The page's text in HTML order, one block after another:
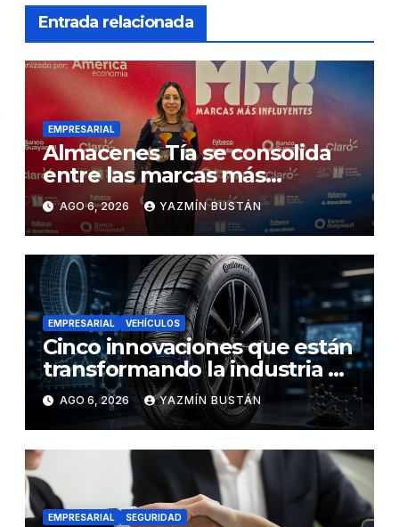
Entrada relacionada
EMPRESARIAL
Almacenes Tía se consolida
entre las marcas más
influyentes del Ecuador
AGO 6, 2026 YAZMÍN BUSTÁN
EMPRESARIAL VEHÍCULOS
Cinco innovaciones que están
transformando la industria de
los neumáticos y redefinen el
futuro de la movilidad
AGO 6, 2026 YAZMÍN BUSTÁN
EMPRESARIAL SEGURIDAD